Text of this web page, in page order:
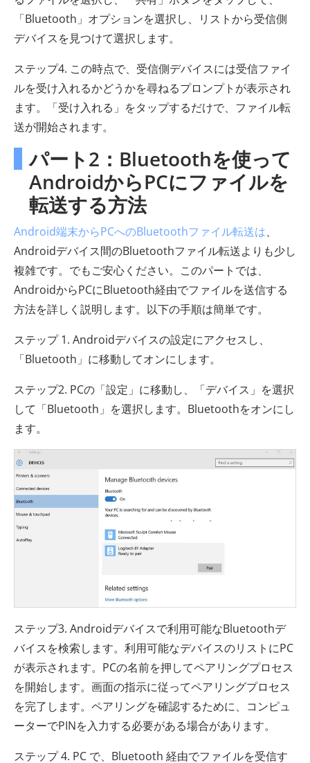
「Bluetooth」オプションを選択し、リストから受信側
デバイスを見つけて選択します。
ステップ4. この時点で、受信側デバイスには受信ファイ
ルを受け入れるかどうかを尋ねるプロンプトが表示され
ます。「受け入れる」をタップするだけで、ファイル転
送が開始されます。
パート2：Bluetoothを使って
AndroidからPCにファイルを
転送する方法
Android端末からPCへのBluetoothファイル転送は、
Androidデバイス間のBluetoothファイル転送よりも少し
複雑です。でもご安心ください。このパートでは、
AndroidからPCにBluetooth経由でファイルを送信する
方法を詳しく説明します。以下の手順は簡単です。
ステップ 1. Androidデバイスの設定にアクセスし、
「Bluetooth」に移動してオンにします。
ステップ2. PCの「設定」に移動し、「デバイス」を選択
して「Bluetooth」を選択します。Bluetoothをオンにし
ます。
ステップ3. Androidデバイスで利用可能なBluetoothデ
バイスを検索します。利用可能なデバイスのリストにPC
が表示されます。PCの名前を押してペアリングプロセス
を開始します。画面の指示に従ってペアリングプロセス
を完了します。ペアリングを確認するために、コンピュ
ーターでPINを入力する必要がある場合があります。
ステップ 4. PC で、Bluetooth 経由でファイルを受信す